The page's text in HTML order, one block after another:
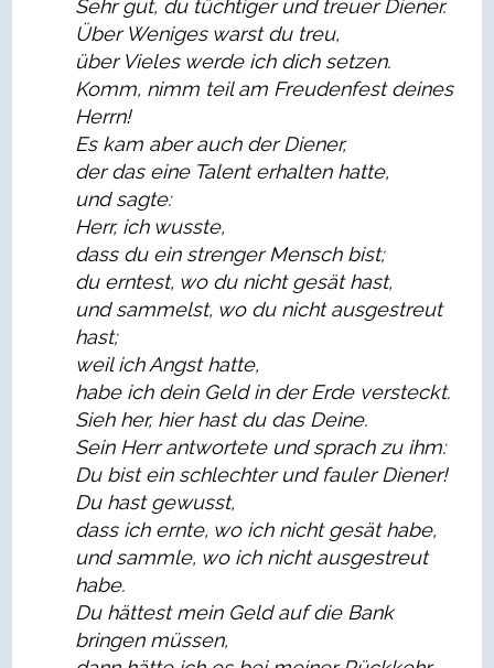
Sehr gut, du tüchtiger und treuer Diener.
Über Weniges warst du treu,
über Vieles werde ich dich setzen.
Komm, nimm teil am Freudenfest deines
Herrn!
Es kam aber auch der Diener,
der das eine Talent erhalten hatte,
und sagte:
Herr, ich wusste,
dass du ein strenger Mensch bist;
du erntest, wo du nicht gesät hast,
und sammelst, wo du nicht ausgestreut
hast;
weil ich Angst hatte,
habe ich dein Geld in der Erde versteckt.
Sieh her, hier hast du das Deine.
Sein Herr antwortete und sprach zu ihm:
Du bist ein schlechter und fauler Diener!
Du hast gewusst,
dass ich ernte, wo ich nicht gesät habe,
und sammle, wo ich nicht ausgestreut
habe.
Du hättest mein Geld auf die Bank
bringen müssen,